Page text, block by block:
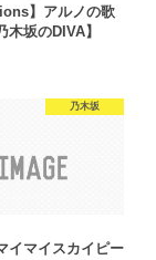
】アルノの歌
木坂のDIVA】
乃木坂
イマイスカイピー